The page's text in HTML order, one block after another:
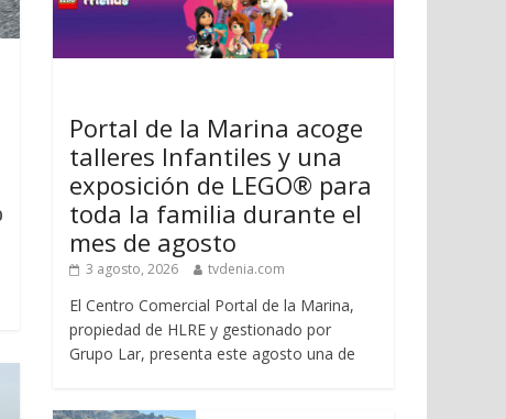
Portal de la Marina acoge
talleres Infantiles y una
exposición de LEGO® para
toda la familia durante el
mes de agosto
3 agosto, 2026 tvdenia.com
El Centro Comercial Portal de la Marina,
propiedad de HLRE y gestionado por
Grupo Lar, presenta este agosto una de